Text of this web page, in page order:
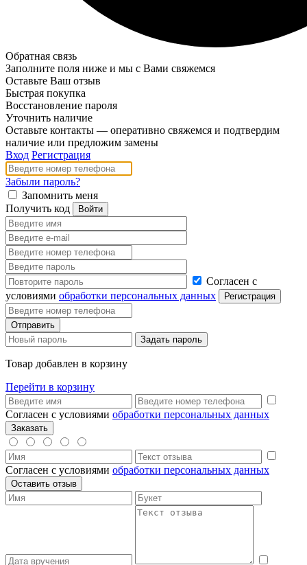
Обратная связь
Заполните поля ниже и мы с Вами свяжемся
Оставьте Ваш отзыв
Быстрая покупка
Восстановление пароля
Уточнить наличие
Оставьте контакты — оперативно свяжемся и подтвердим
наличие или предложим замены
Вход Регистрация
Забыли пароль?
Запомнить меня
Получить код
Согласен с
условиями обработки персональных данных
Товар добавлен в корзину
Перейти в корзину
Согласен с условиями обработки персональных данных
Согласен с условиями обработки персональных данных